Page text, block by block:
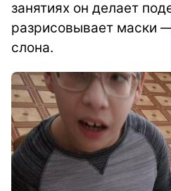
занятиях он делает
разрисовывает маски
слона.